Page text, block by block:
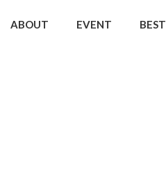
ABOUT EVENT BEST